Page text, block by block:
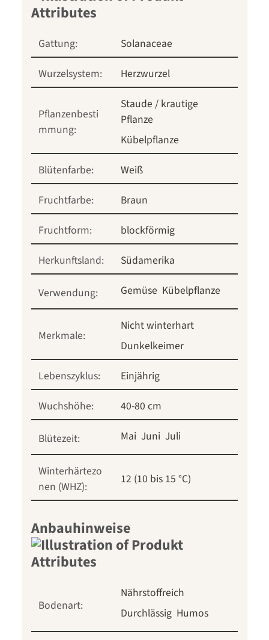
Gattung:
Solanaceae
Wurzelsystem:
Herzwurzel
Pflanzenbesti
mmung:
Staude / krautige
Pflanze
Kübelpflanze
Blütenfarbe:
Weiß
Fruchtfarbe:
Braun
Fruchtform:
blockförmig
Herkunftsland:
Südamerika
Verwendung: Gemüse Kübelpflanze
Merkmale:
Nicht winterhart
Dunkelkeimer
Lebenszyklus:
Einjährig
Wuchshöhe:
40-80 cm
Blütezeit: Mai Juni Juli
Winterhärtezo
nen (WHZ):
12 (10 bis 15 °C)
Anbauhinweise
Bodenart:
Nährstoffreich
Durchlässig Humos